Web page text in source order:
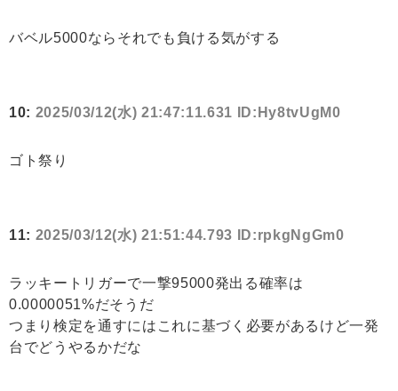
バベル5000ならそれでも負ける気がする
10: 2025/03/12(水) 21:47:11.631 ID:Hy8tvUgM0
ゴト祭り
11: 2025/03/12(水) 21:51:44.793 ID:rpkgNgGm0
ラッキートリガーで一撃95000発出る確率は
0.0000051%だそうだ
つまり検定を通すにはこれに基づく必要があるけど一発
台でどうやるかだな